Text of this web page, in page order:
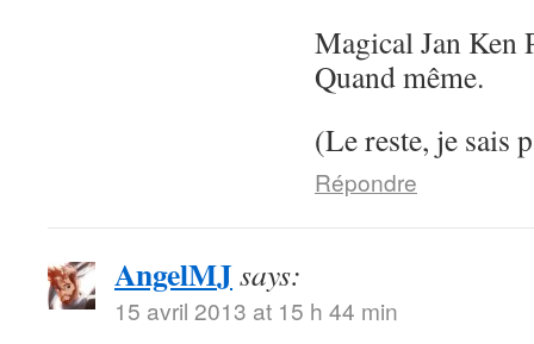
Magical Jan Ken
Quand même.
(Le reste, je sais
Répondre
AngelMJsays:
15 avril 2013 at 15 h 44 min